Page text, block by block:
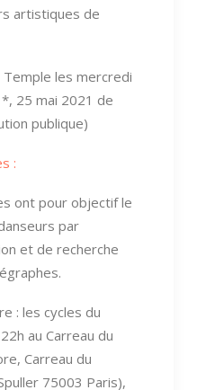
artistiques de
Temple les mercredi
25 mai 2021 de
publique)
:
ont pour objectif le
par
et de recherche
: les cycles du
au Carreau du
Carreau du
75003 Paris),